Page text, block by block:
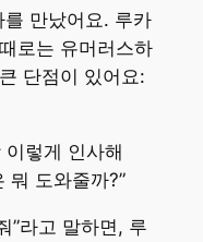
만났어요. 루카
로는 유머러스하
단점이 있어요:
렇게 인사해
뭐 도와줄까?”
”라고 말하면, 루